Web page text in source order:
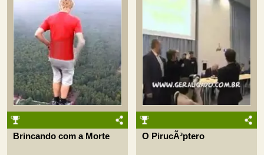
Brincando com a Morte O PirucÃ³ptero